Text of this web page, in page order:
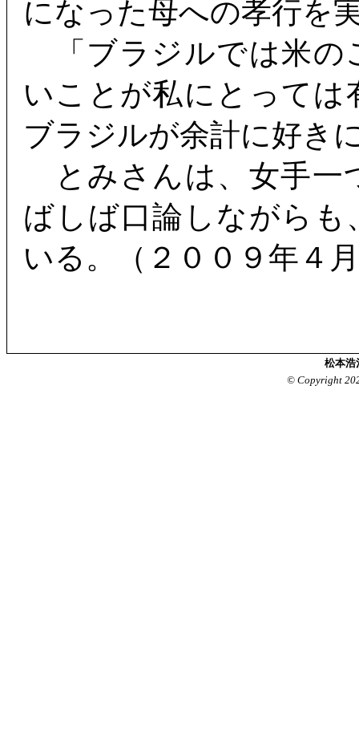
になった母への孝行を
「ブラジルでは米の
いことが私にとって
ブラジルが余計に好き
とみさんは、女手一
ばしば口論しながら
いる。（２００９年４
松本
© Copyright